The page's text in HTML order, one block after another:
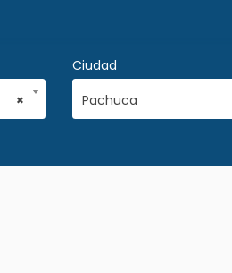
×
Ciudad
Pachuca